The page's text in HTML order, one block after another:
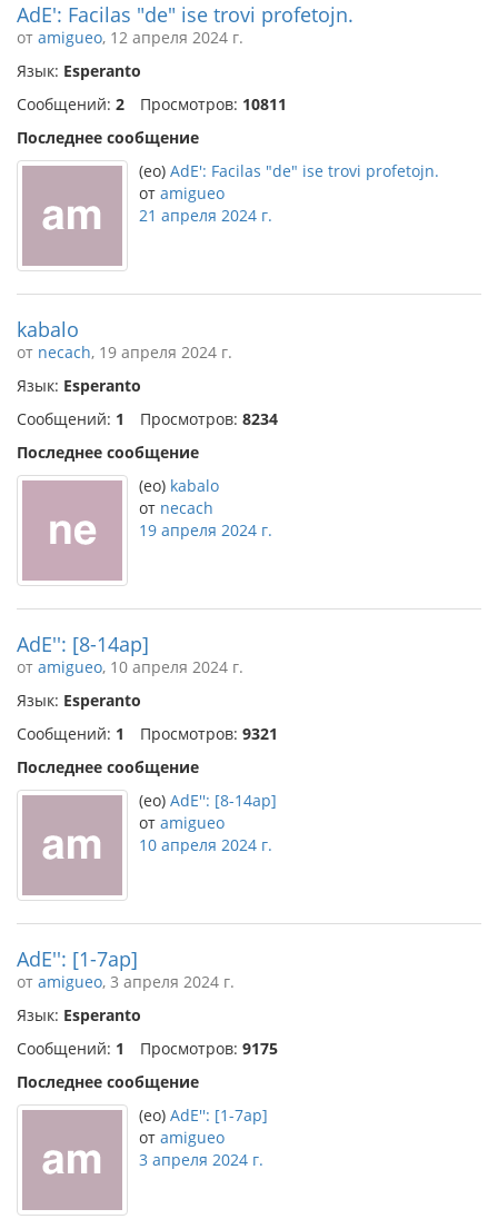
AdE': Facilas "de" ise trovi profetojn.
от amigueo, 12 апреля 2024 г.
Язык: Esperanto
Сообщений: 2 Просмотров: 10811
Последнее сообщение
(eo) AdE': Facilas "de" ise trovi profetojn.
от amigueo
21 апреля 2024 г.
kabalo
от necach, 19 апреля 2024 г.
Язык: Esperanto
Сообщений: 1 Просмотров: 8234
Последнее сообщение
(eo) kabalo
от necach
19 апреля 2024 г.
AdE'': [8-14ap]
от amigueo, 10 апреля 2024 г.
Язык: Esperanto
Сообщений: 1 Просмотров: 9321
Последнее сообщение
(eo) AdE'': [8-14ap]
от amigueo
10 апреля 2024 г.
AdE'': [1-7ap]
от amigueo, 3 апреля 2024 г.
Язык: Esperanto
Сообщений: 1 Просмотров: 9175
Последнее сообщение
(eo) AdE'': [1-7ap]
от amigueo
3 апреля 2024 г.